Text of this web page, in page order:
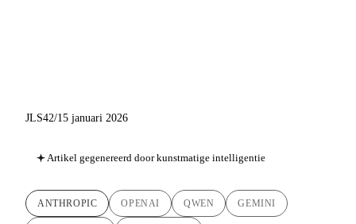
JLS42/15 januari 2026
Artikel gegenereerd door kunstmatige intelligentie
ANTHROPIC OPENAI QWEN GEMINI